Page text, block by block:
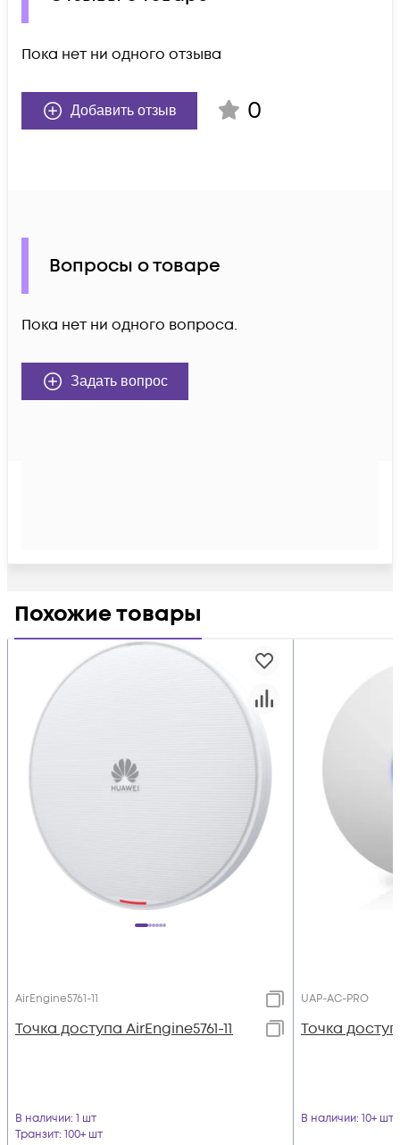
Пока нет ни одного отзыва
Добавить отзыв 0
Вопросы о товаре
Пока нет ни одного вопроса.
Задать вопрос
Похожие товары
AirEngine5761-11
Точка доступа AirEngine5761-11
В наличии: 1 шт
Транзит: 100+ шт
UAP-AC-PRO
Toчка
В наличии: 10+ шт